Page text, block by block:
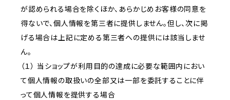
が認められる場合を除くほか、あらかじめお客様の同意を
得ないで、個人情報を第三者に提供しません。但し、次に掲
げる場合は上記に定める第三者への提供には該当しませ
ん。
（１） 当ショップが利用目的の達成に必要な範囲内におい
て個人情報の取扱いの全部又は一部を委託することに伴
って個人情報を提供する場合